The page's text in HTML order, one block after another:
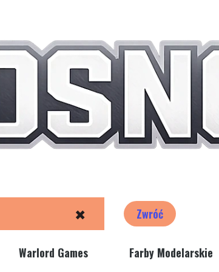
✖ Zwróć
Warlord Games Farby Modelarskie